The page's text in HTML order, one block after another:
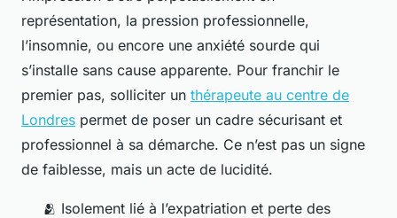
représentation, la pression professionnelle,
l’insomnie, ou encore une anxiété sourde qui
s’installe sans cause apparente. Pour franchir le
premier pas, solliciter un thérapeute au centre de
Londres permet de poser un cadre sécurisant et
professionnel à sa démarche. Ce n’est pas un signe
de faiblesse, mais un acte de lucidité.
🫂 Isolement lié à l’expatriation et perte des